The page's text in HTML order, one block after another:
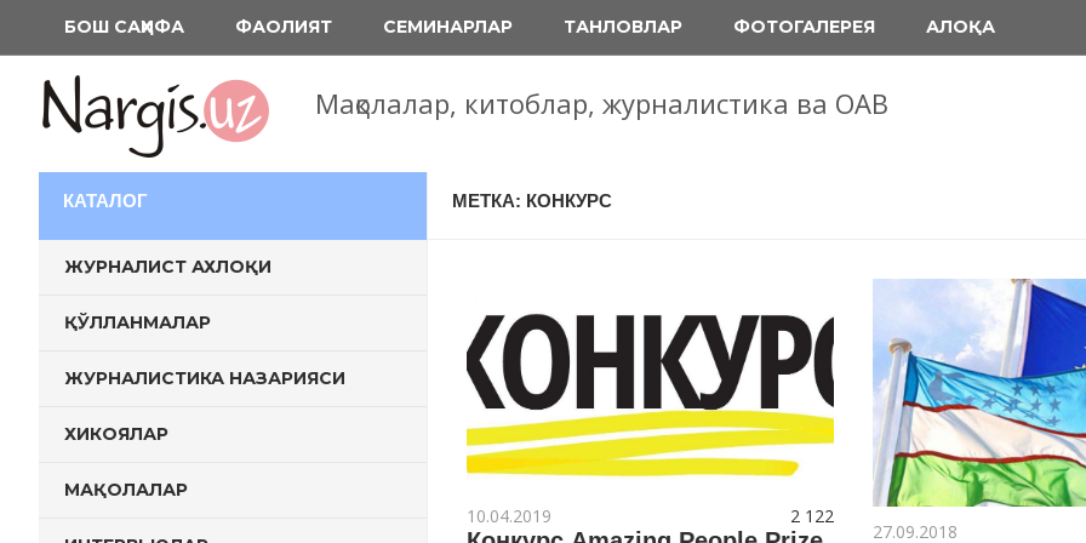
содержимому
БОШ САҲИФА ФАОЛИЯТ СЕМИНАРЛАР ТАНЛОВЛАР ФОТОГАЛЕРЕЯ АЛОҚА
Мақолалар, китоблар, журналистика ва ОАВ
МЕТКА: КОНКУРС
2 122
10.04.2019
27.09.2018
КАТАЛОГ
ЖУРНАЛИСТ АХЛОҚИ
ҚЎЛЛАНМАЛАР
ЖУРНАЛИСТИКА НАЗАРИЯСИ
ХИКОЯЛАР
МАҚОЛАЛАР